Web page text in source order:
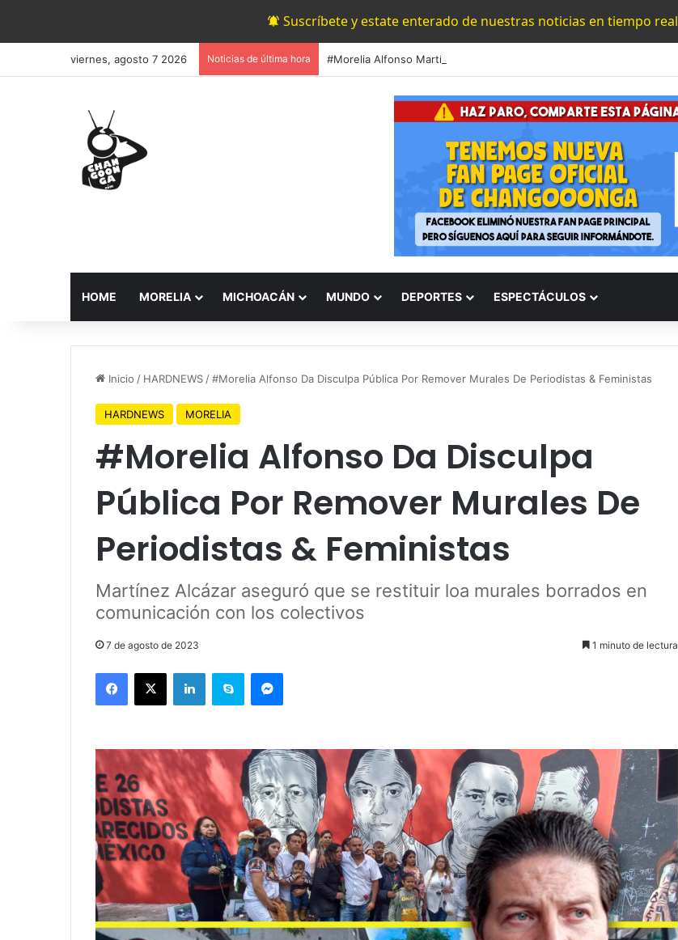
Suscríbete y estate enterado de nuestras noticias en tiempo real
viernes, agosto 7 2026 Noticias de última hora
HOME MORELIA MICHOACÁN MUNDO DEPORTES ESPECTÁCULOS
Inicio / HARDNEWS /#Morelia Alfonso Da Disculpa Pública Por Remover Murales De Periodistas & Feministas
HARDNEWS MORELIA
#Morelia Alfonso Da Disculpa
Pública Por Remover Murales De
Periodistas & Feministas
Martínez Alcázar aseguró que se restituir loa murales borrados en
comunicación con los colectivos
7 de agosto de 2023 1 minuto de lectura
Facebook
X LinkedInSkype Messenger